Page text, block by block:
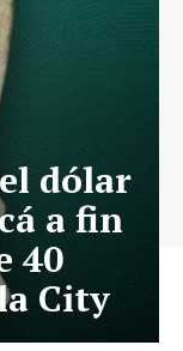
dólar
a fin
40
City